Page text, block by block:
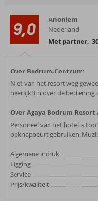
9,0
Anoniem
Nederland
Met partner,
Over Bodrum-Centrum:
NIet van het resort weg
heerlijk! En over de
Over Agaya Bodrum Resort
Personeel van het hotel is
opknapbeurt gebruiken.
Algemene indruk
Ligging
Service
Prijs/kwaliteit